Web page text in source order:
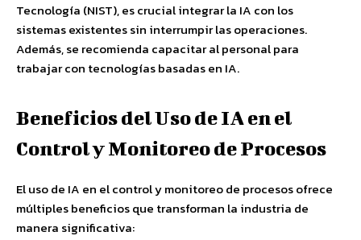
Tecnología (NIST), es crucial integrar la IA con los
sistemas existentes sin interrumpir las operaciones.
Además, se recomienda capacitar al personal para
trabajar con tecnologías basadas en IA.
Beneficios del Uso de IA en el
Control y Monitoreo de Procesos
El uso de IA en el control y monitoreo de procesos ofrece
múltiples beneficios que transforman la industria de
manera significativa: